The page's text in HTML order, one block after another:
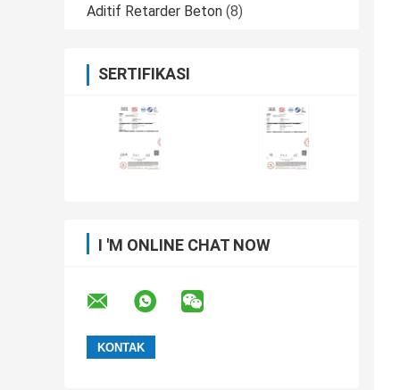
Aditif Retarder Beton (8)
SERTIFIKASI
I 'M ONLINE CHAT NOW